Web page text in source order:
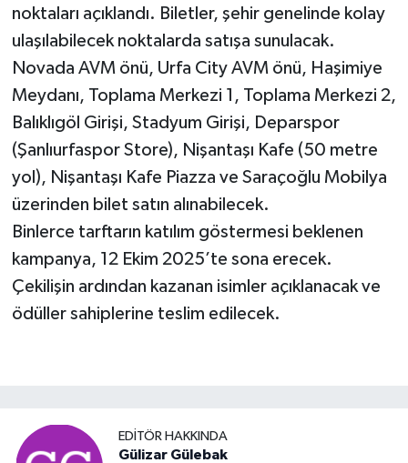
noktaları açıklandı. Biletler, şehir genelinde kolay
ulaşılabilecek noktalarda satışa sunulacak.
Novada AVM önü, Urfa City AVM önü, Haşimiye
Meydanı, Toplama Merkezi 1, Toplama Merkezi 2,
Balıklıgöl Girişi, Stadyum Girişi, Deparspor
(Şanlıurfaspor Store), Nişantaşı Kafe (50 metre
yol), Nişantaşı Kafe Piazza ve Saraçoğlu Mobilya
üzerinden bilet satın alınabilecek.
Binlerce tarftarın katılım göstermesi beklenen
kampanya, 12 Ekim 2025’te sona erecek.
Çekilişin ardından kazanan isimler açıklanacak ve
ödüller sahiplerine teslim edilecek.
EDITÖR HAKKINDA
Gülizar Gülebak